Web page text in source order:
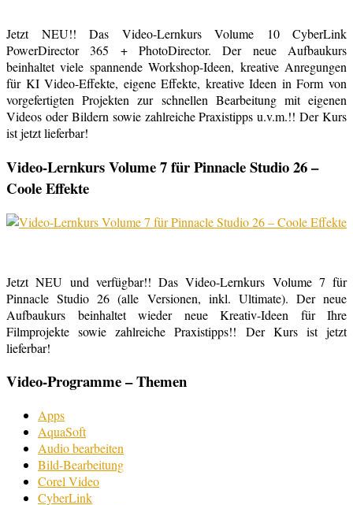
Jetzt NEU!! Das Video-Lernkurs Volume 10 CyberLink
PowerDirector 365 + PhotoDirector. Der neue Aufbaukurs
beinhaltet viele spannende Workshop-Ideen, kreative Anregungen
für KI Video-Effekte, eigene Effekte, kreative Ideen in Form von
vorgefertigten Projekten zur schnellen Bearbeitung mit eigenen
Videos oder Bildern sowie zahlreiche Praxistipps u.v.m.!! Der Kurs
ist jetzt lieferbar!
Video-Lernkurs Volume 7 für Pinnacle Studio 26 –
Coole Effekte
Jetzt NEU und verfügbar!! Das Video-Lernkurs Volume 7 für
Pinnacle Studio 26 (alle Versionen, inkl. Ultimate). Der neue
Aufbaukurs beinhaltet wieder neue Kreativ-Ideen für Ihre
Filmprojekte sowie zahlreiche Praxistipps!! Der Kurs ist jetzt
lieferbar!
Video-Programme – Themen
Apps
AquaSoft
Audio bearbeiten
Bild-Bearbeitung
Corel Video
CyberLink